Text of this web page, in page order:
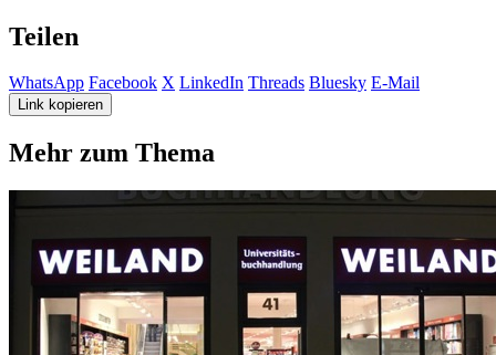
Teilen
WhatsApp Facebook X LinkedIn Threads Bluesky E-Mail
Link kopieren
Mehr zum Thema